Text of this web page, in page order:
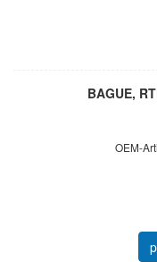
BAGUE,
OEM-